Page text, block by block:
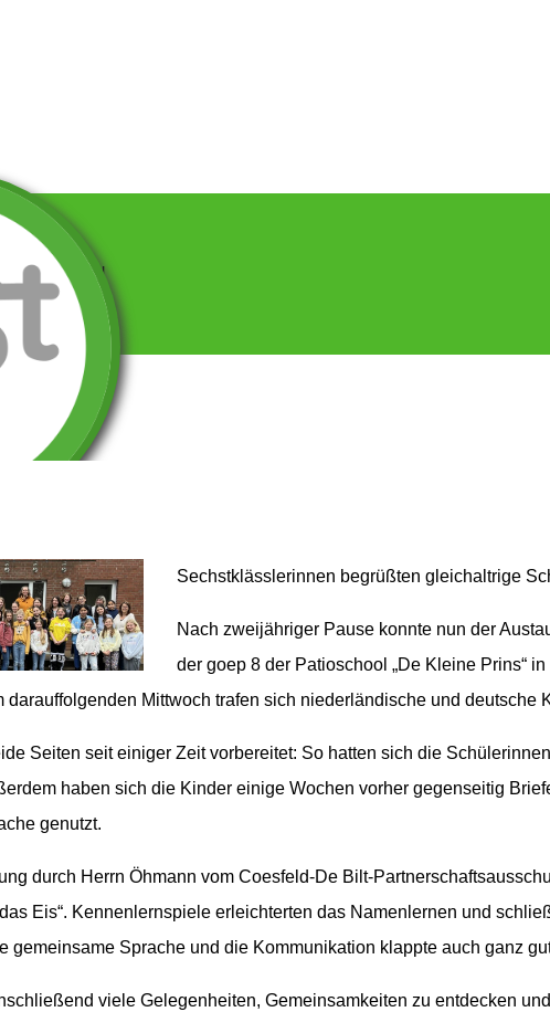
Sechstklässlerinnen begrüßten gleichaltrige
Nach zweijähriger Pause konnte nun der
der goep 8 der Patioschool „De Kleine Prins“ in
darauffolgenden Mittwoch trafen sich niederländische und deutsche
Seiten seit einiger Zeit vorbereitet: So hatten sich die
haben sich die Kinder einige Wochen vorher gegenseitig
genutzt.
durch Herrn Öhmann vom Coesfeld-De Bilt-
Eis“. Kennenlernspiele erleichterten das Namenlernen und
gemeinsame Sprache und die Kommunikation klappte auch ganz
viele Gelegenheiten, Gemeinsamkeiten zu entdecken